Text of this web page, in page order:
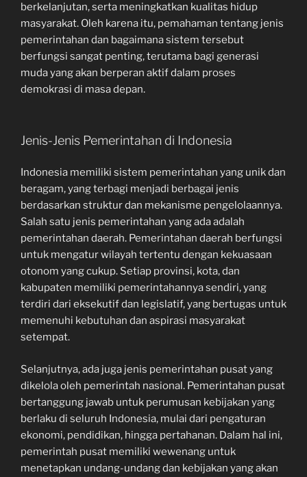
berkelanjutan, serta meningkatkan kualitas hidup
masyarakat. Oleh karena itu, pemahaman tentang jenis
pemerintahan dan bagaimana sistem tersebut
berfungsi sangat penting, terutama bagi generasi
muda yang akan berperan aktif dalam proses
demokrasi di masa depan.
Jenis-Jenis Pemerintahan di Indonesia
Indonesia memiliki sistem pemerintahan yang unik dan
beragam, yang terbagi menjadi berbagai jenis
berdasarkan struktur dan mekanisme pengelolaannya.
Salah satu jenis pemerintahan yang ada adalah
pemerintahan daerah. Pemerintahan daerah berfungsi
untuk mengatur wilayah tertentu dengan kekuasaan
otonom yang cukup. Setiap provinsi, kota, dan
kabupaten memiliki pemerintahannya sendiri, yang
terdiri dari eksekutif dan legislatif, yang bertugas untuk
memenuhi kebutuhan dan aspirasi masyarakat
setempat.
Selanjutnya, ada juga jenis pemerintahan pusat yang
dikelola oleh pemerintah nasional. Pemerintahan pusat
bertanggung jawab untuk perumusan kebijakan yang
berlaku di seluruh Indonesia, mulai dari pengaturan
ekonomi, pendidikan, hingga pertahanan. Dalam hal ini,
pemerintah pusat memiliki wewenang untuk
menetapkan undang-undang dan kebijakan yang akan